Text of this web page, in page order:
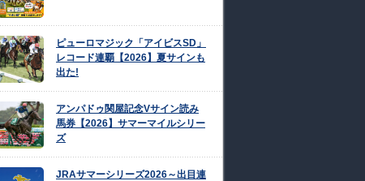
ピューロマジック「アイビスSD」
レコード連覇【2026】夏サインも
出た!
アンパドゥ関屋記念Vサイン読み
馬券【2026】サマーマイルシリー
ズ
JRAサマーシリーズ2026～出目連